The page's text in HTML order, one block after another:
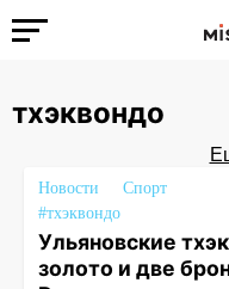
тхэквондо
Новости
Спорт
#тхэквондо
Ульяновские
золото и две